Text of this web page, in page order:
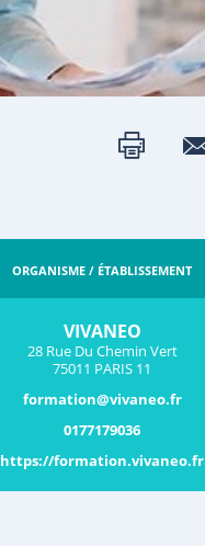
ORGANISME / ÉTABLISSEMENT
VIVANEO
28 Rue Du Chemin Vert
75011 PARIS 11
formation@vivaneo.fr
0177179036
https://formation.vivaneo.fr